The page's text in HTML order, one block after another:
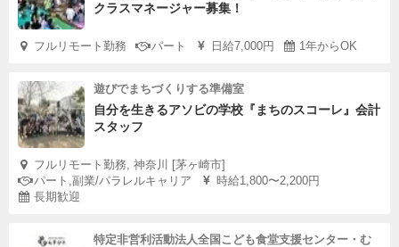
クラスマネージャー募集！
フルリモート勤務 パート 日給7,000円 1年からOK
遊びでまちづくりする準備室
自分を生きるアソビの学校『まちのスコーレ』会計
スタッフ
フルリモート勤務, 神奈川 [茅ヶ崎市]
パート,副業/パラレルキャリア
時給1,800〜2,200円
長期歓迎
特定非営利活動法人全国こども食堂支援センター・む